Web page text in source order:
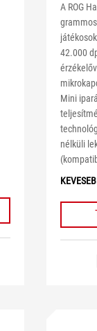
A ROG
42.000
Mini
nélküli